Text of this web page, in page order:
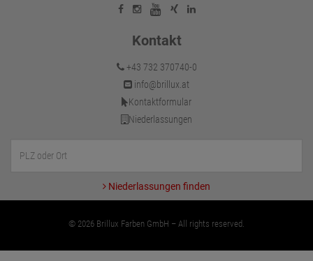
Kontakt
+43 732 370740-0
info@brillux.at
Kontaktformular
Niederlassungen
Niederlassungen finden
© 2026 Brillux Farben GmbH – All rights reserved.